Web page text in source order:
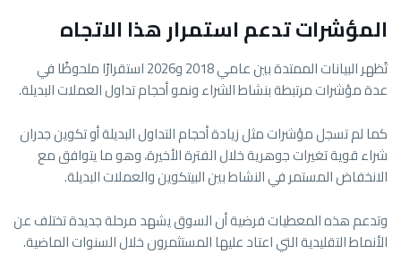
المؤشرات تدعم استمرار هذا الاتجاه
تُظهر البيانات الممتدة بين عامي 2018 و2026 استقرارًا ملحوظًا في
عدة مؤشرات مرتبطة بنشاط الشراء ونمو أحجام تداول العملات البديلة.
كما لم تسجل مؤشرات مثل زيادة أحجام التداول البديلة أو تكوين جدران
شراء قوية تغيرات جوهرية خلال الفترة الأخيرة، وهو ما يتوافق مع
الانخفاض المستمر في النشاط بين البيتكوين والعملات البديلة.
وتدعم هذه المعطيات فرضية أن السوق يشهد مرحلة جديدة تختلف عن
الأنماط التقليدية التي اعتاد عليها المستثمرون خلال السنوات الماضية.